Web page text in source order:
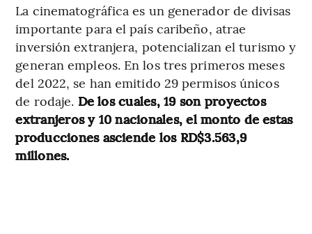
La cinematográfica es un generador de divisas
importante para el país caribeño, atrae
inversión extranjera, potencializan el turismo y
generan empleos. En los tres primeros meses
del 2022, se han emitido 29 permisos únicos
de rodaje. De los cuales, 19 son proyectos
extranjeros y 10 nacionales, el monto de estas
producciones asciende los RD$3.563,9
millones.